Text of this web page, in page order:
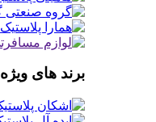
برند های ویژه